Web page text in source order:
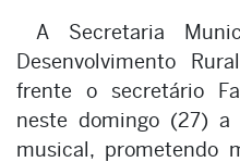
A Secretaria
Desenvolvimento
frente o secretário
neste domingo (27) a
musical, prometendo